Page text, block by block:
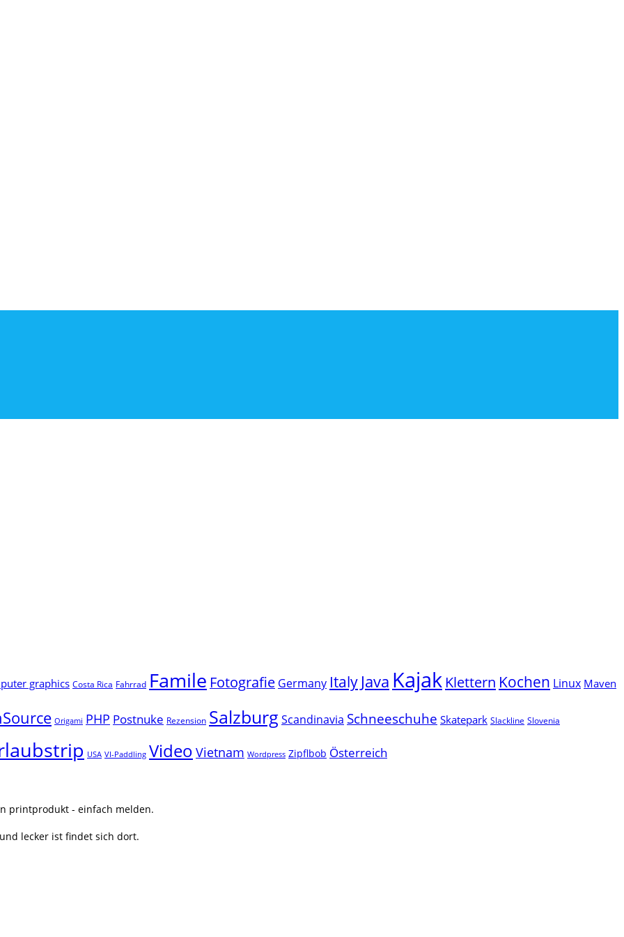
graphics Costa Rica Fahrrad Famile Fotografie Germany Italy Java Kajak Klettern Kochen Linux Maven
Origami PHP Postnuke Rezension SalzburgScandinavia Schneeschuhe Skatepark Slackline Slovenia
USA VI-Paddling Video Vietnam Wordpress Zipflbob Österreich
printprodukt - einfach melden.
lecker ist findet sich dort.